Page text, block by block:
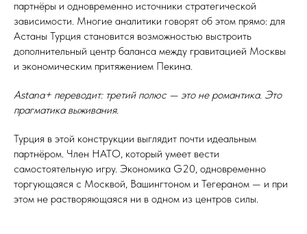
партнёры и одновременно источники стратегической
зависимости. Многие аналитики говорят об этом прямо: для
Астаны Турция становится возможностью выстроить
дополнительный центр баланса между гравитацией Москвы
и экономическим притяжением Пекина.
Astana+ переводит: третий полюс — это не романтика. Это
прагматика выживания.
Турция в этой конструкции выглядит почти идеальным
партнёром. Член НАТО, который умеет вести
самостоятельную игру. Экономика G20, одновременно
торгующаяся с Москвой, Вашингтоном и Тегераном — и при
этом не растворяющаяся ни в одном из центров силы.